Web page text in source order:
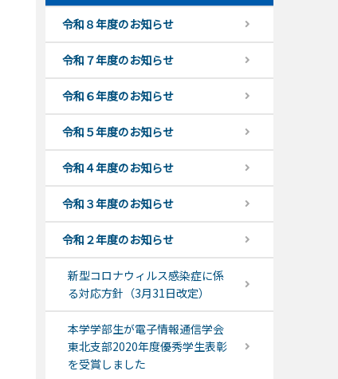
令和８年度のお知らせ
令和７年度のお知らせ
令和６年度のお知らせ
令和５年度のお知らせ
令和４年度のお知らせ
令和３年度のお知らせ
令和２年度のお知らせ
新型コロナウィルス感染症に係
る対応方針（3月31日改定）
本学学部生が電子情報通信学会
東北支部2020年度優秀学生表彰
を受賞しました